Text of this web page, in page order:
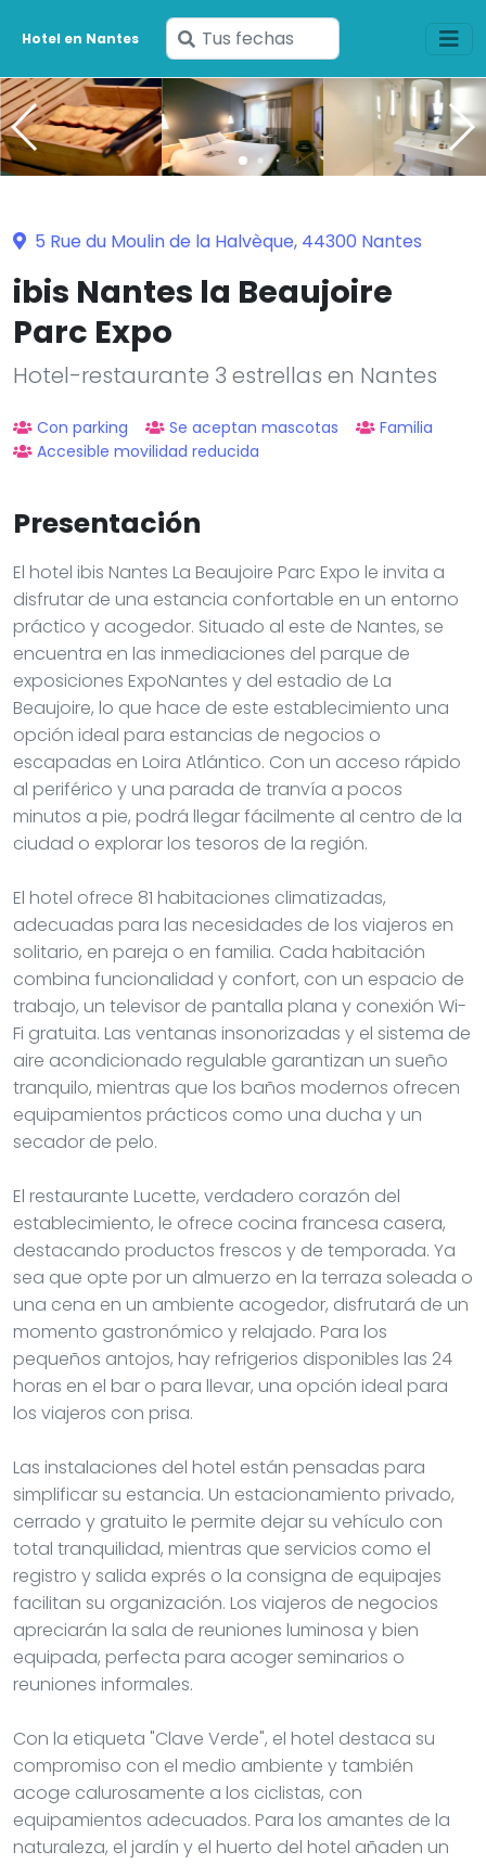
Hotel en Nantes
Ingresa
tus
fechas
5 Rue du Moulin de la Halvèque, 44300 Nantes
ibis Nantes la Beaujoire
Parc Expo
Hotel-restaurante 3 estrellas en Nantes
Con parking Se aceptan mascotas
Familia
Accesible movilidad reducida
Presentación
El hotel ibis Nantes La Beaujoire Parc Expo le invita a
disfrutar de una estancia confortable en un entorno
práctico y acogedor. Situado al este de Nantes, se
encuentra en las inmediaciones del parque de
exposiciones ExpoNantes y del estadio de La
Beaujoire, lo que hace de este establecimiento una
opción ideal para estancias de negocios o
escapadas en Loira Atlántico. Con un acceso rápido
al periférico y una parada de tranvía a pocos
minutos a pie, podrá llegar fácilmente al centro de la
ciudad o explorar los tesoros de la región.
El hotel ofrece 81 habitaciones climatizadas,
adecuadas para las necesidades de los viajeros en
solitario, en pareja o en familia. Cada habitación
combina funcionalidad y confort, con un espacio de
trabajo, un televisor de pantalla plana y conexión Wi-
Fi gratuita. Las ventanas insonorizadas y el sistema de
aire acondicionado regulable garantizan un sueño
tranquilo, mientras que los baños modernos ofrecen
equipamientos prácticos como una ducha y un
secador de pelo.
El restaurante Lucette, verdadero corazón del
establecimiento, le ofrece cocina francesa casera,
destacando productos frescos y de temporada. Ya
sea que opte por un almuerzo en la terraza soleada o
una cena en un ambiente acogedor, disfrutará de un
momento gastronómico y relajado. Para los
pequeños antojos, hay refrigerios disponibles las 24
horas en el bar o para llevar, una opción ideal para
los viajeros con prisa.
Las instalaciones del hotel están pensadas para
simplificar su estancia. Un estacionamiento privado,
cerrado y gratuito le permite dejar su vehículo con
total tranquilidad, mientras que servicios como el
registro y salida exprés o la consigna de equipajes
facilitan su organización. Los viajeros de negocios
apreciarán la sala de reuniones luminosa y bien
equipada, perfecta para acoger seminarios o
reuniones informales.
Con la etiqueta "Clave Verde", el hotel destaca su
compromiso con el medio ambiente y también
acoge calurosamente a los ciclistas, con
equipamientos adecuados. Para los amantes de la
naturaleza, el jardín y el huerto del hotel añaden un